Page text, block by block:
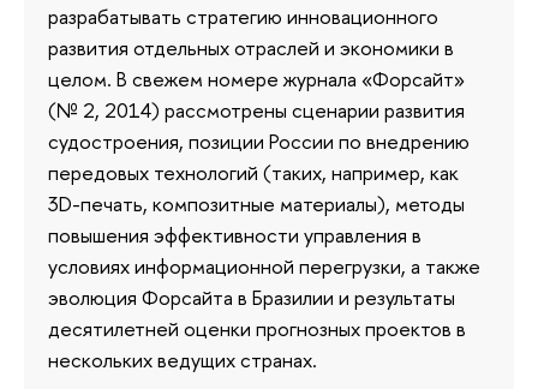
разрабатывать стратегию инновационного
развития отдельных отраслей и экономики в
целом. В свежем номере журнала «Форсайт»
(№ 2, 2014) рассмотрены сценарии развития
судостроения, позиции России по внедрению
передовых технологий (таких, например, как
3D-печать, композитные материалы), методы
повышения эффективности управления в
условиях информационной перегрузки, а также
эволюция Форсайта в Бразилии и результаты
десятилетней оценки прогнозных проектов в
нескольких ведущих странах.